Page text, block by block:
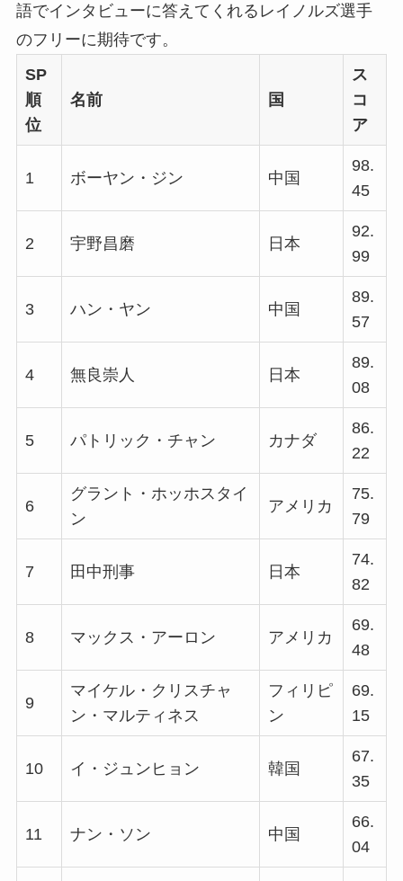
語でインタビューに答えてくれるレイノルズ選手
のフリーに期待です。
SP
順
位
名前 国
ス
コ
ア
1 ボーヤン・ジン 中国
98.
45
2 宇野昌磨 日本
92.
99
3 ハン・ヤン 中国
89.
57
4 無良崇人 日本
89.
08
5 パトリック・チャン カナダ
86.
22
6
グラント・ホッホスタイ
ン
アメリカ
75.
79
7 田中刑事 日本
74.
82
8 マックス・アーロン アメリカ
69.
48
9
マイケル・クリスチャ
ン・マルティネス
フィリピ
ン
69.
15
10 イ・ジュンヒョン 韓国
67.
35
11 ナン・ソン 中国
66.
04